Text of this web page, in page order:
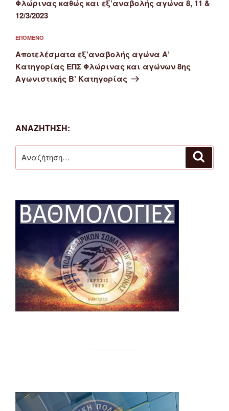
Φλώρινας καθώς και εξ’αναβολής αγώνα 8, 11 &
12/3/2023
Επόμενο
άρθρο
ΕΠΌΜΕΝΟ
Αποτελέσματα εξ’αναβολής αγώνα Α’
Κατηγορίας ΕΠΣ Φλώρινας και αγώνων 8ης
Αγωνιστικής Β’ Κατηγορίας
ΑΝΑΖΉΤΗΣΗ:
για: